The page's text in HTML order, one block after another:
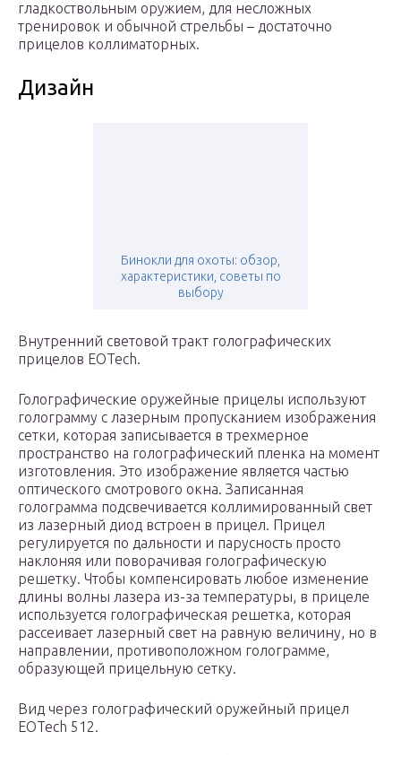
гладкоствольным оружием, для несложных
тренировок и обычной стрельбы – достаточно
прицелов коллиматорных.
Дизайн
Бинокли для охоты: обзор,
характеристики, советы по
выбору
Внутренний световой тракт голографических
прицелов EOTech.
Голографические оружейные прицелы используют
голограмму с лазерным пропусканием изображения
сетки, которая записывается в трехмерное
пространство на голографический пленка на момент
изготовления. Это изображение является частью
оптического смотрового окна. Записанная
голограмма подсвечивается коллимированный свет
из лазерный диод встроен в прицел. Прицел
регулируется по дальности и парусность просто
наклоняя или поворачивая голографическую
решетку. Чтобы компенсировать любое изменение
длины волны лазера из-за температуры, в прицеле
используется голографическая решетка, которая
рассеивает лазерный свет на равную величину, но в
направлении, противоположном голограмме,
образующей прицельную сетку.
Вид через голографический оружейный прицел
EOTech 512.